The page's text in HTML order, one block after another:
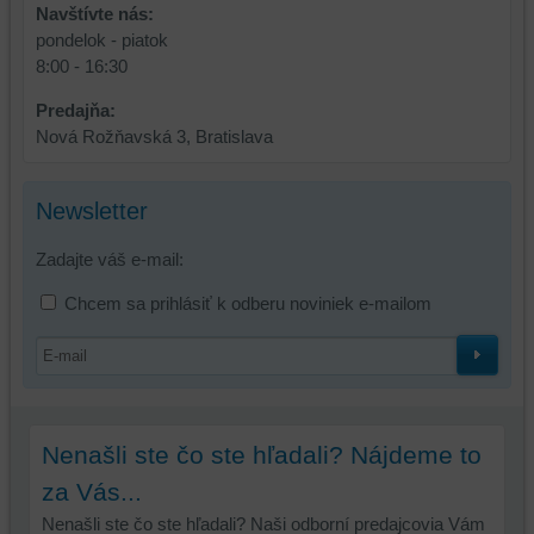
Navštívte nás:
pondelok - piatok
8:00 - 16:30
Predajňa:
Nová Rožňavská 3, Bratislava
Newsletter
Zadajte váš e-mail:
Chcem sa prihlásiť k odberu noviniek e-mailom
Nenašli ste čo ste hľadali? Nájdeme to
za Vás...
Nenašli ste čo ste hľadali? Naši odborní predajcovia Vám
základnej
funkčnosti
platformy,
zážitku
zabezpečenia.
zlepšujú
váš
zážitok
prehliadania,
z
preferencií
toho,
ste
alebo
bez
prihlásenia,